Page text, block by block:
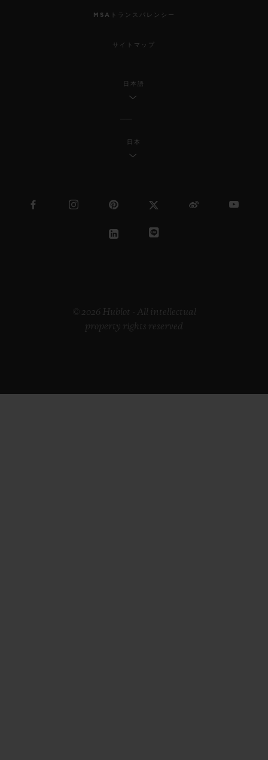
MSAトランスパレンシー
サイトマップ
日本語
日本
© 2026 Hublot - All intellectual
property rights reserved